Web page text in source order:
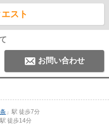
スト
お問い合わせ
」駅 徒歩7分
駅 徒歩14分